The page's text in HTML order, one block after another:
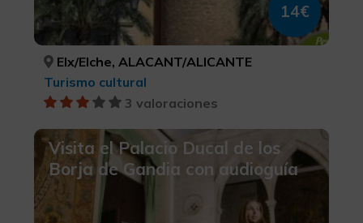
14€
Elx/Elche, ALACANT/ALICANTE
Turismo cultural
3 valoraciones
Visita el Palacio Ducal de los
Borja de Gandia con audioguía